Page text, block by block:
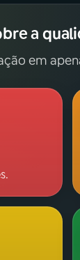
a
em